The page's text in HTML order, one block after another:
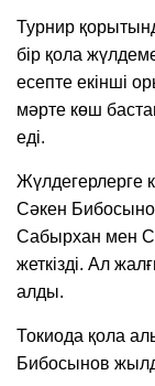
Турнир
бір қола
есепте екінші
мәрте көш
еді.
Жүлдегерлерге
Сәкен
Сабырхан мен
жеткізді. Ал
алды.
Токиода қола
Бибосынов